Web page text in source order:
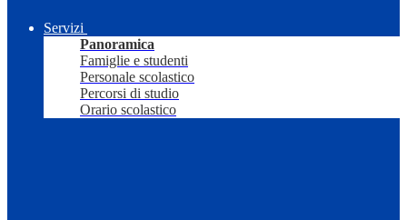
Servizi
Panoramica
Famiglie e studenti
Personale scolastico
Percorsi di studio
Orario scolastico